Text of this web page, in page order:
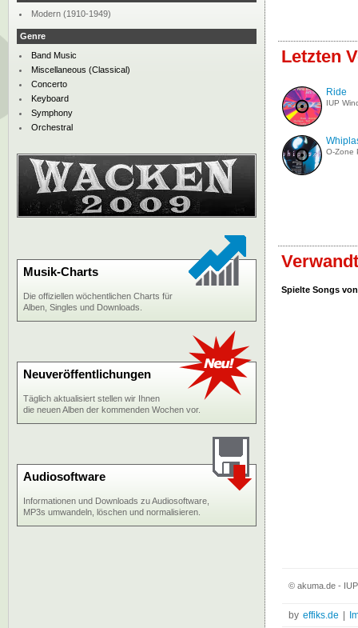
Letzten
Ride
IUP
O-Zone
Spielte Songs von
Modern (1910-1949)
Genre
Band Music
Miscellaneous (Classical)
Concerto
Keyboard
Symphony
Orchestral
Musik-Charts
Die offiziellen wöchentlichen Charts für
Alben, Singles und Downloads.
Neuveröffentlichungen
Täglich aktualisiert stellen wir Ihnen
die neuen Alben der kommenden Wochen vor.
Audiosoftware
Informationen und Downloads zu Audiosoftware,
MP3s umwandeln, löschen und normalisieren.
© akuma.de -
by effiks.de